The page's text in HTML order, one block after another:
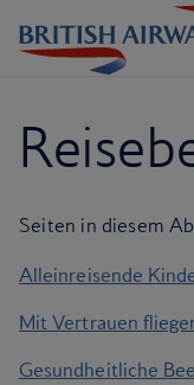
Seiten in diesem
Alleinreisende
Mit Vertrauen
Gesundheitliche